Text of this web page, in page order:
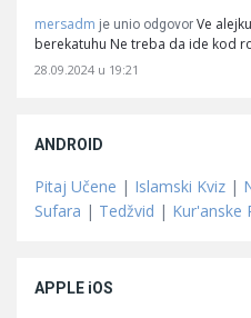
mersadm je unio odgovor Ve
berekatuhu Ne treba da ide kod
28.09.2024 u 19:21
ANDROID
Pitaj Učene | Islamski Kviz |
Sufara | Tedžvid | Kur'anske
APPLE iOS